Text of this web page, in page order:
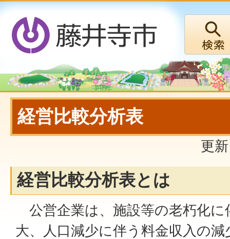
経営比較分析表
更
経営比較分析表とは
公営企業は、施設等の老朽化に
大、人口減少に伴う料金収入の